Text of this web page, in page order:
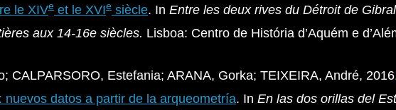
le XIVe et le XVIe siècle. In Entre les deux rives du Détroit de
aux 14-16e siècles. Lisboa: Centro de História d’Aquém e
CALPARSORO, Estefania; ARANA, Gorka; TEIXEIRA, André,
datos a partir de la arqueometría. In En las dos orillas del